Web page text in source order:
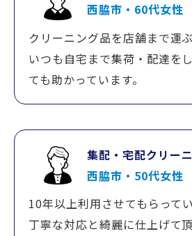
西脇市・60代女性
クリーニング品を店舗まで運
いつも自宅まで集荷・配達を
ても助かっています。
集配・宅配クリー
西脇市・50代女性
10年以上利用させてもらって
丁寧な対応と綺麗に仕上げて